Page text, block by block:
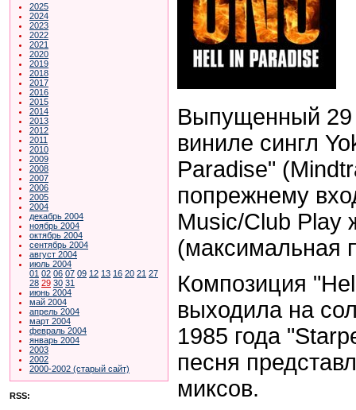
2025
2024
2023
2022
2021
2020
2019
2018
2017
2016
2015
2014
2013
2012
2011
2010
2009
2008
2007
2006
2005
2004
декабрь 2004
ноябрь 2004
октябрь 2004
сентябрь 2004
август 2004
июль 2004
01 02 06 07 09 12 13 16 20 21 27
28 29 30 31
июнь 2004
май 2004
апрель 2004
март 2004
февраль 2004
январь 2004
2003
2002
2000-2002 (старый сайт)
RSS:
Выпущенный 29
виниле сингл
Paradise"
попрежнему
Music/Club Play
(максимальная
Композиция
выходила на
1985 года
песня
миксов.